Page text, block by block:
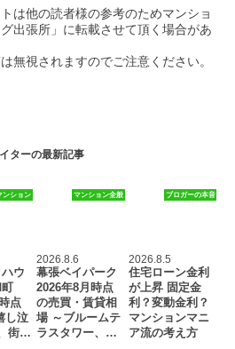
は他の読者様の参考のためマンショ
出張所」に転載させて頂く場合があ
無視されますのでご注意ください。
ターの最新記事
ンション
ウ
町
点
し泣
街…
マンション全般
2026.8.6
幕張ベイパーク
2026年8月時点
の売買・賃貸相
場 ～ブルームテ
ラスタワー、…
ブロガーの本音
2026.8.5
住宅ローン金利
が上昇 固定金
利？変動金利？
マンションマニ
ア流の考え方